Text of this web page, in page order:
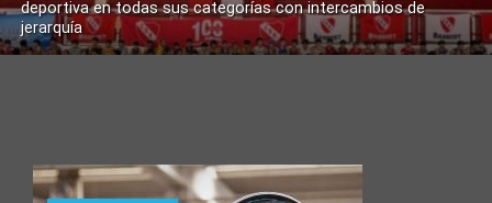
deportiva en todas sus categorías con intercambios de
jerarquía